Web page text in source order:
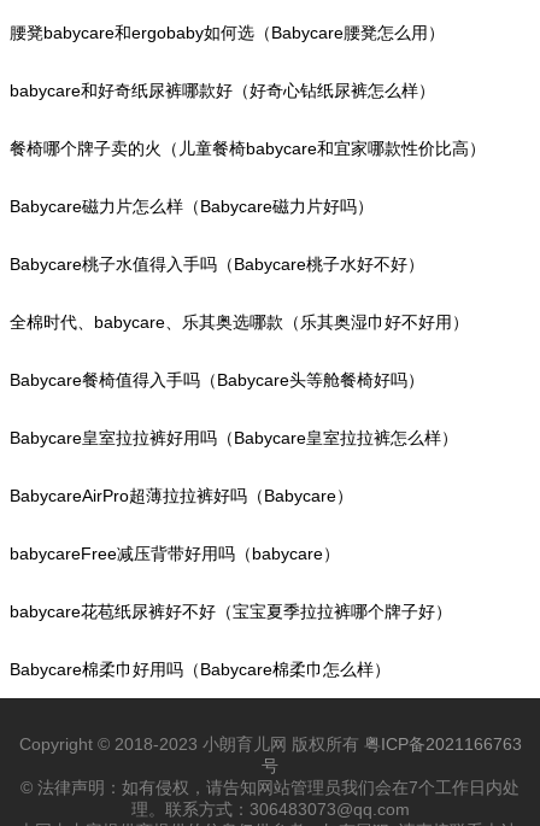
腰凳babycare和ergobaby如何选（Babycare腰凳怎么用）
babycare和好奇纸尿裤哪款好（好奇心钻纸尿裤怎么样）
餐椅哪个牌子卖的火（儿童餐椅babycare和宜家哪款性价比高）
Babycare磁力片怎么样（Babycare磁力片好吗）
Babycare桃子水值得入手吗（Babycare桃子水好不好）
全棉时代、babycare、乐其奥选哪款（乐其奥湿巾好不好用）
Babycare餐椅值得入手吗（Babycare头等舱餐椅好吗）
Babycare皇室拉拉裤好用吗（Babycare皇室拉拉裤怎么样）
BabycareAirPro超薄拉拉裤好吗（Babycare）
babycareFree减压背带好用吗（babycare）
babycare花苞纸尿裤好不好（宝宝夏季拉拉裤哪个牌子好）
Babycare棉柔巾好用吗（Babycare棉柔巾怎么样）
Copyright © 2018-2023 小朗育儿网 版权所有 粤ICP备2021166763
号
© 法律声明：如有侵权，请告知网站管理员我们会在7个工作日内处
理。联系方式：306483073@qq.com